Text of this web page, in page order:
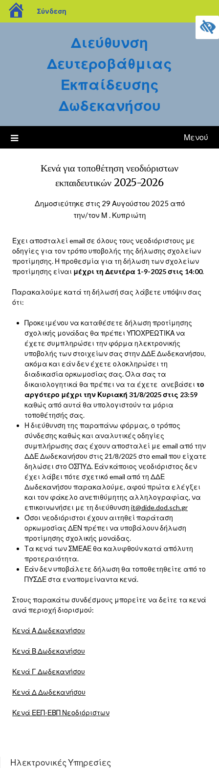
blogs.sch.gr
Σύνδεση
Διεύθυνση
Δευτεροβάθμιας
Εκπαίδευσης
Δωδεκανήσου
Μενού
Κενά για τοποθέτηση νεοδιόριστων
εκπαιδευτικών 2025-2026
Δημοσιεύτηκε στις 29 Αυγούστου 2025 από
την/τον Μ . Κυπριώτη
Έχει αποσταλεί email σε όλους τους νεοδιόριστους με
οδηγίες για τον τρόπο υποβολής της δήλωσης σχολείων
προτίμησης. Η προθεσμία για τη δήλωση των σχολείων
προτίμησης είναι μέχρι τη Δευτέρα 1-9-2025 στις 14:00.
Παρακαλούμε κατά τη δήλωσή σας λάβετε υπόψιν σας
ότι:
Προκειμένου να καταθέσετε δήλωση προτίμησης
σχολικής μονάδας θα πρέπει ΥΠΟΧΡΕΩΤΙΚΑ να
έχετε συμπληρώσει την φόρμα ηλεκτρονικής
υποβολής των στοιχείων σας στην ΔΔΕ Δωδεκανήσου,
ακόμα και εάν δεν έχετε ολοκληρώσει τη
διαδικασία ορκωμοσίας σας. Όλα σας τα
δικαιολογητικά θα πρέπει να τα έχετε ανεβάσει το
αργότερο μέχρι την Κυριακή 31/8/2025 στις 23:59
καθώς από αυτά θα υπολογιστούν τα μόρια
τοποθέτησής σας.
Η διεύθυνση της παραπάνω φόρμας, ο τρόπος
σύνδεσης καθώς και αναλυτικές οδηγίες
συμπλήρωσης σας έχουν αποσταλεί με email από την
ΔΔΕ Δωδεκανήσου στις 21/8/2025 στο email που είχατε
δηλώσει στο ΟΣΠΥΔ. Εάν κάποιος νεοδιόριστος δεν
έχει λάβει πότε σχετικό email από τη ΔΔΕ
Δωδεκανήσου παρακαλούμε, αφού πρώτα ελέγξει
και τον φάκελο ανεπιθύμητης αλληλογραφίας, να
επικοινωνήσει με τη διεύθυνση it@dide.dod.sch.gr
Όσοι νεοδιόριστοι έχουν αιτηθεί παράταση
ορκωμοσίας ΔΕΝ πρέπει να υποβάλουν δήλωση
προτίμησης σχολικής μονάδας.
Τα κενά των ΣΜΕΑΕ θα καλυφθούν κατά απόλυτη
προτεραιότητα.
Εάν δεν υποβάλετε δήλωση θα τοποθετηθείτε από το
ΠΥΣΔΕ στα εναπομείναντα κενά.
Στους παρακάτω συνδέσμους μπορείτε να δείτε τα κενά
ανά περιοχή διορισμού:
Κενά Α Δωδεκανήσου
Κενά Β Δωδεκανήσου
Κενά Γ Δωδεκανήσου
Κενά Δ Δωδεκανήσου
Κενά ΕΕΠ-ΕΒΠ Νεοδιόριστων
Ηλεκτρονικές Υπηρεσίες